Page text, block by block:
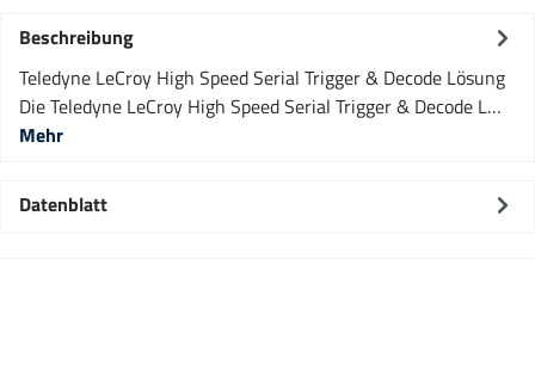
Beschreibung
Teledyne LeCroy High Speed Serial Trigger & Decode Lösung
Die Teledyne LeCroy High Speed Serial Trigger & Decode L…
Mehr
Datenblatt